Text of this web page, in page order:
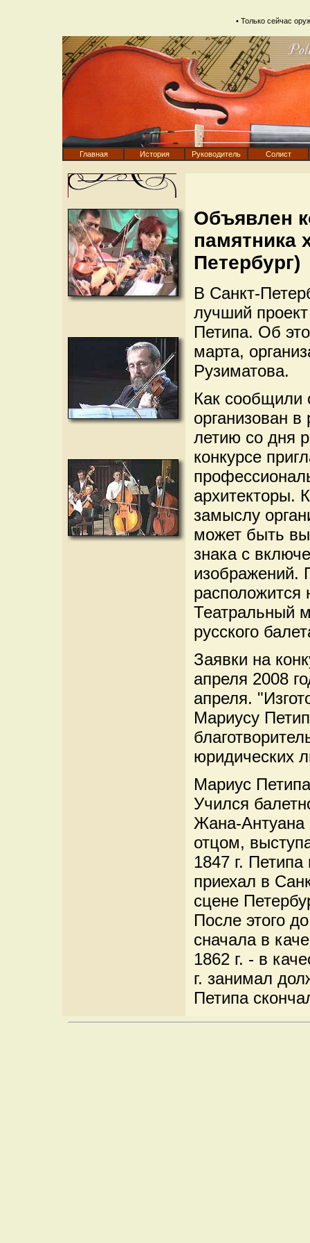
• Только сейчас
Главная История Руководитель Солист
Объявлен
памятника
Петербург)
В Санкт-
лучший
Петипа. Об
марта,
Рузиматова.
Как сообщили
организован
летию со дня
конкурсе
архитекторы.
замыслу
может быть
знака с
изображений.
расположится
Театральный
русского
Заявки на
апреля 2008
апреля.
Мариусу
юридических
Мариус
Учился
Жана-Антуана
отцом,
1847 г.
приехал в
сцене
После этого
сначала в
1862 г. - в
г. занимал
Петипа